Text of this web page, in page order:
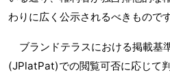
わりに広く公示されるべきものです
ブランドテラスにおける掲載基
(JPlatPat)での閲覧可否に応じて